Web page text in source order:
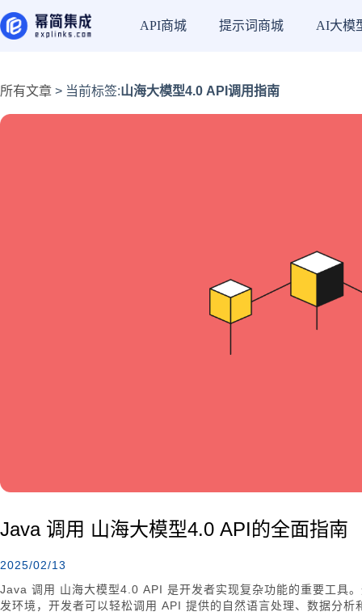
API商城 提示词商城 AI大模
所有文章 > 当前标签:山海大模型4.0 API调用指南
Java 调用 山海大模型4.0 API的全面指南
2025/02/13
Java 调用 山海大模型4.0 API 是开发者实现复杂功能的重要工具
发环境，开发者可以轻松调用 API 提供的自然语言处理、数据分